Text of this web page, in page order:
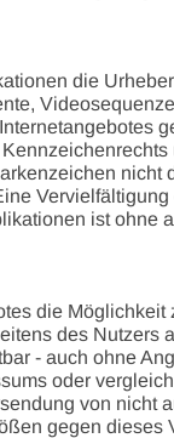
die
ist ohne
die
des
- auch ohne
oder
von nicht
gegen dieses